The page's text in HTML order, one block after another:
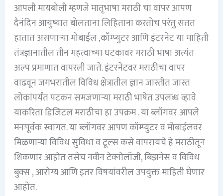
आपली मायबोली म्हणजे मातृभाषा मराठी चा वापर आपण
दैनंदिन आयुष्यात बोलताना लिहिताना करतोच परंतु सतत
हातात असणाऱ्या मोबाईल ,कॉम्प्युटर आणि इंटरनेट या माहिती
तंत्रज्ञानातील तीन महत्वाच्या घटकावर मराठी भाषा अत्यंत
अल्प प्रमाणात वापरली जाते. इंटरनेटवर मराठीचा वापर
वाढवून जगभरातील विविध क्षेत्रातील ज्ञान जास्तीत जास्त
लोकांपर्यंत पटकन समजणाऱ्या मराठी भाषेत उपलब्ध व्हावे
याकरिता डिजिटल मराठीचा हा उपक्रम . या ब्लॉगवर आपले
मनःपूर्वक स्वागत. या ब्लॉगवर आपण कॉम्प्युटर व मोबाईलवर
मिळणाऱ्या विविध सुविधा व टूल्स कसे वापरायचे हे मराठीतून
शिकणार आहोत तसेच नवीन टेक्नोलॉजी, बिझनेस व विविध
बुक्स , आरोग्य आणि इतर विषयांवरील उपयुक्त माहिती घेणार
आहोत.